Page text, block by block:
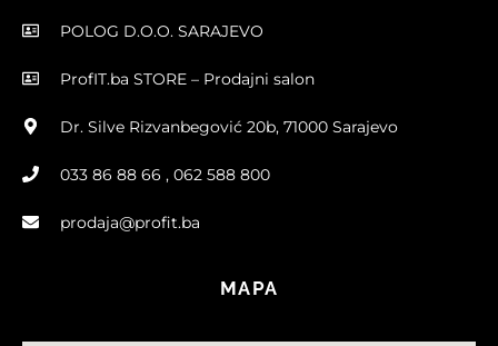
POLOG D.O.O. SARAJEVO
ProfIT.ba STORE – Prodajni salon
Dr. Silve Rizvanbegović 20b, 71000 Sarajevo
033 86 88 66 , 062 588 800
prodaja@profit.ba
MAPA